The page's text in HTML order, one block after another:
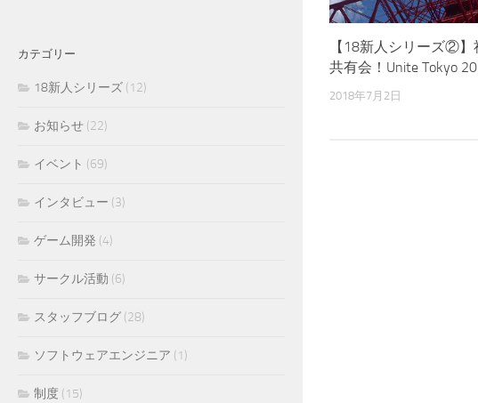
【18新人シリーズ②】
共有会！Unite Tokyo
2018年7月2日
カテゴリー
18新人シリーズ (12)
お知らせ (22)
イベント (69)
インタビュー (3)
ゲーム開発 (4)
サークル活動 (6)
スタッフブログ (28)
ソフトウェアエンジニア (1)
制度 (15)